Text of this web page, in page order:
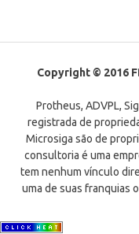
Copyright © 2016
Protheus, ADVPL,
registrada de
Microsiga são de
consultoria é uma
tem nenhum vínculo
uma de suas franquias